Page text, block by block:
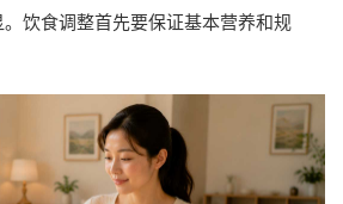
饮食调整首先要保证基本营养和规